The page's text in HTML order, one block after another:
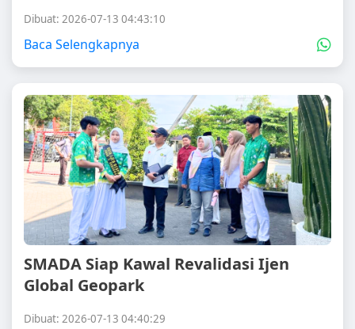
Dibuat: 2026-07-13 04:43:10
Baca Selengkapnya
SMADA Siap Kawal Revalidasi Ijen
Global Geopark
Dibuat: 2026-07-13 04:40:29